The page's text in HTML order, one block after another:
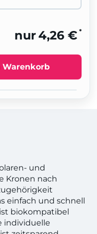
nur4,26 € *
Warenkorb
und
Kronen nach
einfach und schnell
biokompatibel
individuelle